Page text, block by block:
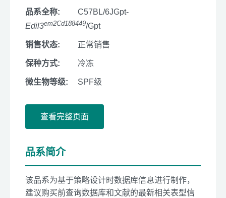
品系全称:
C57BL/6JGpt-
Edil3em2Cd188449/Gpt
销售状态: 正常销售
保种方式: 冷冻
微生物等级: SPF级
查看完整页面
品系简介
该品系为基于策略设计时数据库信息进行制作，
建议购买前查询数据库和文献的最新相关表型信